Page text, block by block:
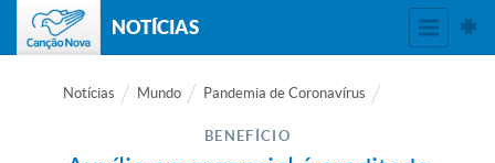
NOTÍCIAS
Notícias Mundo Pandemia de Coronavírus
BENEFÍCIO